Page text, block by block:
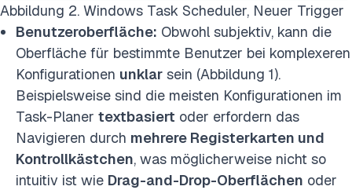
Abbildung 2. Windows Task Scheduler, Neuer Trigger
Benutzeroberfläche: Obwohl subjektiv, kann die
Oberfläche für bestimmte Benutzer bei komplexeren
Konfigurationen unklar sein (Abbildung 1).
Beispielsweise sind die meisten Konfigurationen im
Task-Planer textbasiert oder erfordern das
Navigieren durch mehrere Registerkarten und
Kontrollkästchen, was möglicherweise nicht so
intuitiv ist wie Drag-and-Drop-Oberflächen oder